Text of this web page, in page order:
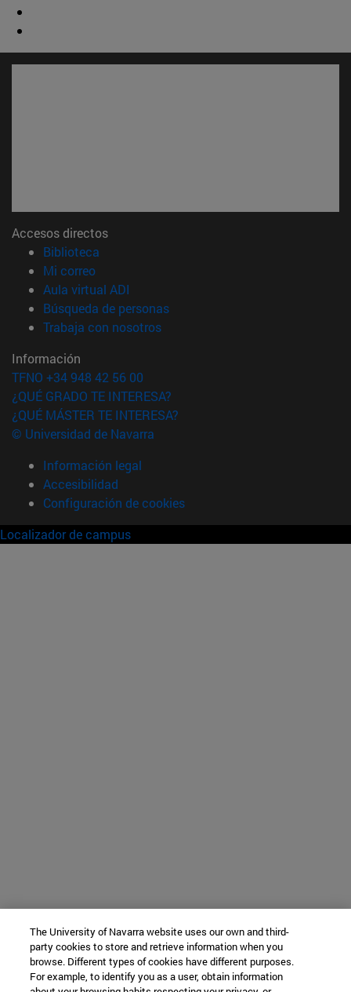
Accesos directos
Biblioteca
Mi correo(abre en nueva ventana)
Aula virtual ADI
Búsqueda de personas(abre en nueva ventana)
Trabaja con nosotros(abre en nueva ventana)
Información
TFNO +34 948 42 56 00
¿QUÉ GRADO TE INTERESA?
¿QUÉ MÁSTER TE INTERESA?
© Universidad de Navarra
Información legal
Accesibilidad
Configuración de cookies
Localizador de campus
The University of Navarra website uses our own and third-
party cookies to store and retrieve information when you
browse. Different types of cookies have different purposes.
For example, to identify you as a user, obtain information